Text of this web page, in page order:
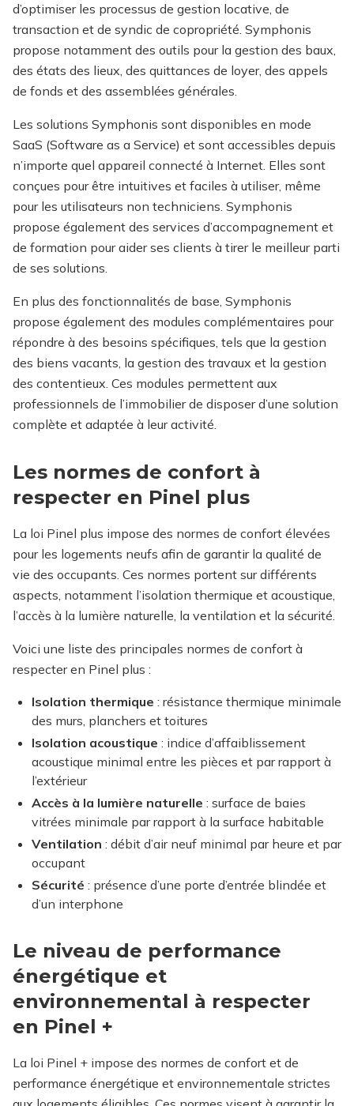
d’optimiser les processus de gestion locative, de
transaction et de syndic de copropriété. Symphonis
propose notamment des outils pour la gestion des baux,
des états des lieux, des quittances de loyer, des appels
de fonds et des assemblées générales.
Les solutions Symphonis sont disponibles en mode
SaaS (Software as a Service) et sont accessibles depuis
n’importe quel appareil connecté à Internet. Elles sont
conçues pour être intuitives et faciles à utiliser, même
pour les utilisateurs non techniciens. Symphonis
propose également des services d’accompagnement et
de formation pour aider ses clients à tirer le meilleur parti
de ses solutions.
En plus des fonctionnalités de base, Symphonis
propose également des modules complémentaires pour
répondre à des besoins spécifiques, tels que la gestion
des biens vacants, la gestion des travaux et la gestion
des contentieux. Ces modules permettent aux
professionnels de l’immobilier de disposer d’une solution
complète et adaptée à leur activité.
Les normes de confort à
respecter en Pinel plus
La loi Pinel plus impose des normes de confort élevées
pour les logements neufs afin de garantir la qualité de
vie des occupants. Ces normes portent sur différents
aspects, notamment l’isolation thermique et acoustique,
l’accès à la lumière naturelle, la ventilation et la sécurité.
Voici une liste des principales normes de confort à
respecter en Pinel plus :
Isolation thermique : résistance thermique minimale
des murs, planchers et toitures
Isolation acoustique : indice d’affaiblissement
acoustique minimal entre les pièces et par rapport à
l’extérieur
Accès à la lumière naturelle : surface de baies
vitrées minimale par rapport à la surface habitable
Ventilation : débit d’air neuf minimal par heure et par
occupant
Sécurité : présence d’une porte d’entrée blindée et
d’un interphone
Le niveau de performance
énergétique et
environnemental à respecter
en Pinel +
La loi Pinel + impose des normes de confort et de
performance énergétique et environnementale strictes